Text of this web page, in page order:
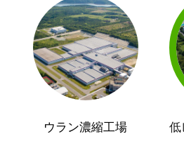
ウラン濃縮工場
低